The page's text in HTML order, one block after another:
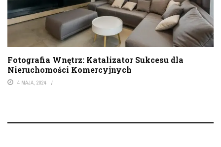
Fotografia Wnętrz: Katalizator Sukcesu dla
Nieruchomości Komercyjnych
4 MAJA, 2024